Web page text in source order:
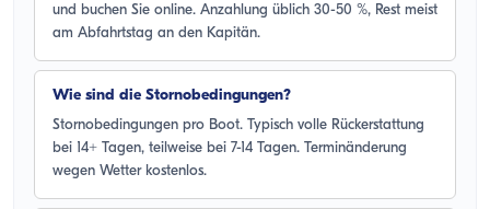
und buchen Sie online. Anzahlung üblich 30-50 %, Rest meist
am Abfahrtstag an den Kapitän.
Wie sind die Stornobedingungen?
Stornobedingungen pro Boot. Typisch volle Rückerstattung
bei 14+ Tagen, teilweise bei 7-14 Tagen. Terminänderung
wegen Wetter kostenlos.